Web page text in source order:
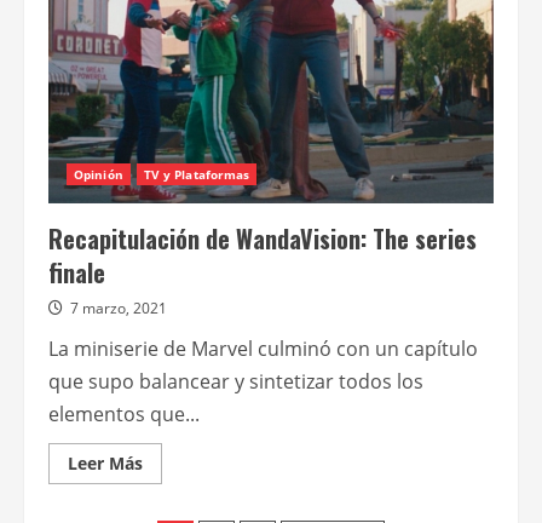
Opinión TV y Plataformas
Recapitulación de WandaVision: The series
finale
7 marzo, 2021
La miniserie de Marvel culminó con un capítulo
que supo balancear y sintetizar todos los
elementos que...
Leer MásLeer
más